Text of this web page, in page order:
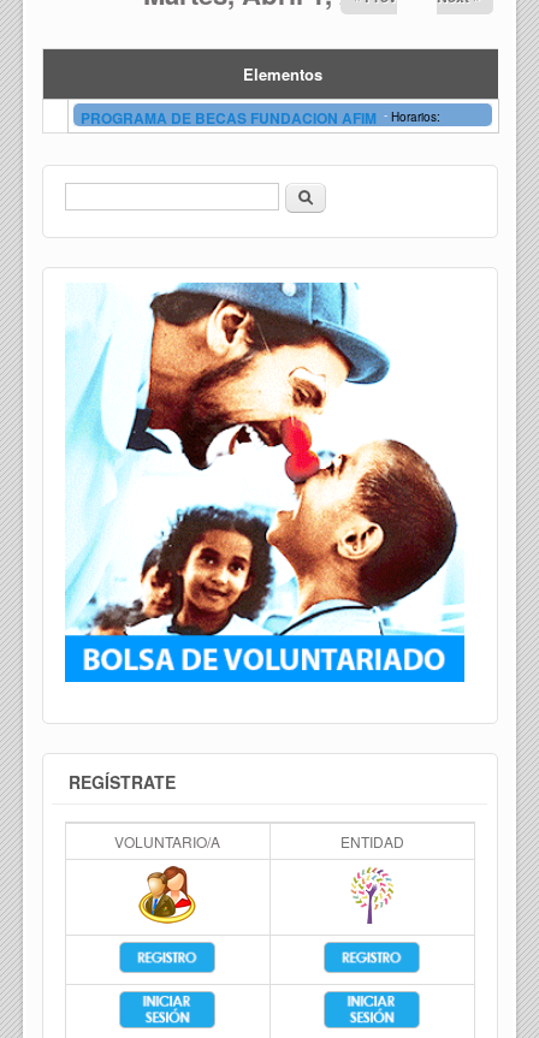
Elementos
PROGRAMA DE BECAS FUNDACION AFIM - Horarios:
Formulario de búsqueda
Buscar
REGÍSTRATE
VOLUNTARIO/A ENTIDAD